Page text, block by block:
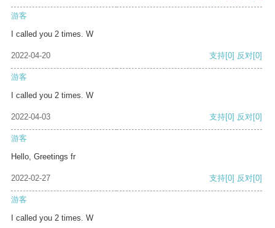
游客
I called you 2 times. W
2022-04-20 支持[0] 反对[0]
游客
I called you 2 times. W
2022-04-03 支持[0] 反对[0]
游客
Hello, Greetings fr
2022-02-27 支持[0] 反对[0]
游客
I called you 2 times. W